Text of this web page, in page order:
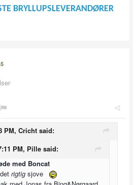
BRYLLUPSLEVERANDØRER
PM, Cricht said:
PM, Pille said:
med Boncat
rigtig sjove